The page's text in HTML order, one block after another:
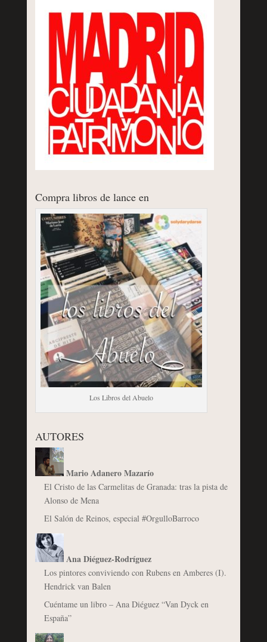
Compra libros de lance en
Los Libros del Abuelo
AUTORES
Mario Adanero Mazarío
El Cristo de las Carmelitas de Granada: tras la pista de
Alonso de Mena
El Salón de Reinos, especial #OrgulloBarroco
Ana Diéguez-Rodríguez
Los pintores conviviendo con Rubens en Amberes (I).
Hendrick van Balen
Cuéntame un libro – Ana Diéguez “Van Dyck en
España”